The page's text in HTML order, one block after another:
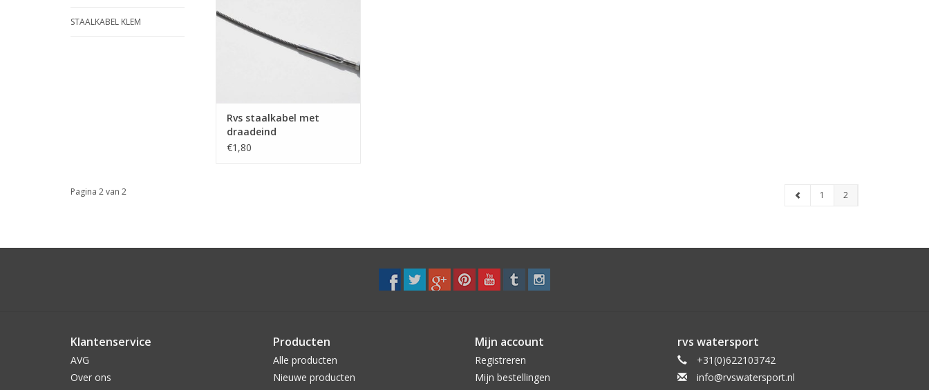
STAALKABEL KLEM
toepassingen zoals voor de
machine-bouw
TOEVOEGEN AAN WINKELWAGEN
Rvs staalkabel met
draadeind
€1,80
Pagina 2 van 2 1 2
Klantenservice
AVG
Over ons
Producten
Alle producten
Nieuwe producten
Mijn account
Registreren
Mijn bestellingen
rvs watersport
+31(0)622103742
info@rvswatersport.nl